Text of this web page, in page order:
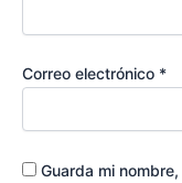
Correo electrónico *
Guarda mi